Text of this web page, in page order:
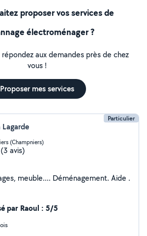
proposer vos services de
électroménager ?
aux demandes près de chez
vous !
Proposer mes services
Particulier
(Champniers)
(3 avis)
meuble.... Déménagement. Aide .
par Raoul : 5/5